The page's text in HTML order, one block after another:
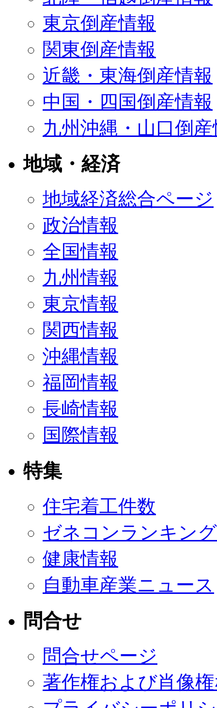
東京倒産情報
関東倒産情報
近畿・東海倒産情報
中国・四国倒産情報
九州沖縄・山口倒
地域・経済
地域経済総合ページ
政治情報
全国情報
九州情報
東京情報
関西情報
沖縄情報
福岡情報
長崎情報
国際情報
特集
住宅着工件数
ゼネコンランキング
健康情報
自動車産業ニュース
問合せ
問合せページ
著作権および肖像